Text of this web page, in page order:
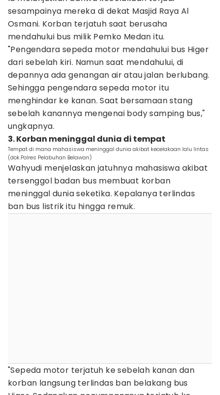
sesampainya mereka di dekat Masjid Raya Al
Osmani. Korban terjatuh saat berusaha
mendahului bus milik Pemko Medan itu.
"Pengendara sepeda motor mendahului bus Higer
dari sebelah kiri. Namun saat mendahului, di
depannya ada genangan air atau jalan berlubang.
Sehingga pengendara sepeda motor itu
menghindar ke kanan. Saat bersamaan stang
sebelah kanannya mengenai body samping bus,"
ungkapnya.
3. Korban meninggal dunia di tempat
Tempat di mana mahasiswa meninggal dunia akibat kecelakaan lalu lintas
(dok.Polres Pelabuhan Belawan)
Wahyudi menjelaskan jatuhnya mahasiswa akibat
tersenggol badan bus membuat korban
meninggal dunia seketika. Kepalanya terlindas
ban bus listrik itu hingga remuk.
"Sepeda motor terjatuh ke sebelah kanan dan
korban langsung terlindas ban belakang bus